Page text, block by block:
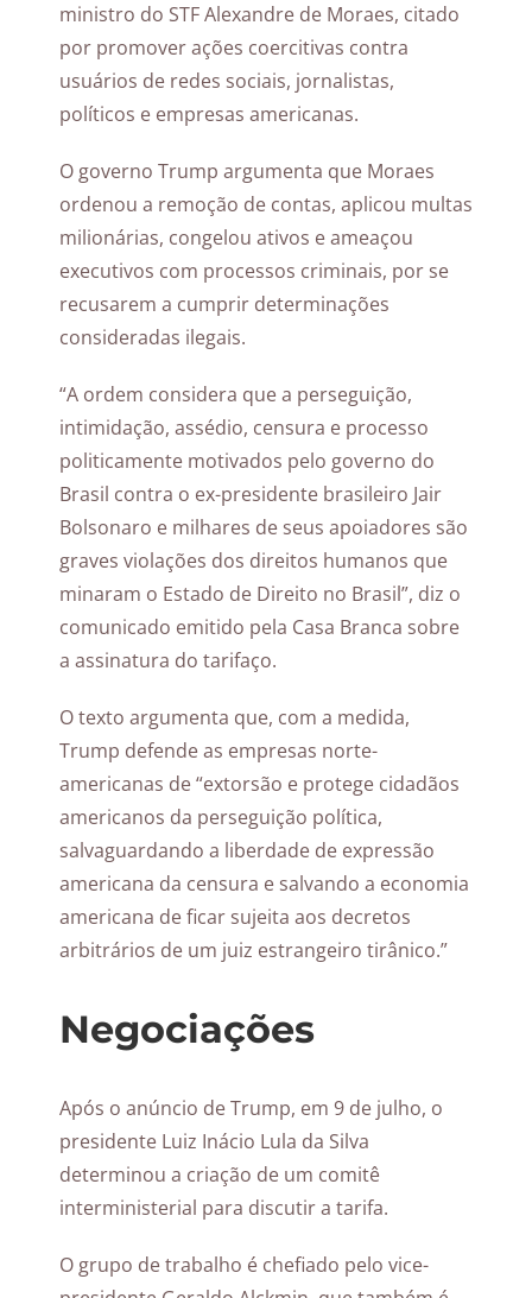
ministro do STF Alexandre de Moraes, citado
por promover ações coercitivas contra
usuários de redes sociais, jornalistas,
políticos e empresas americanas.
O governo Trump argumenta que Moraes
ordenou a remoção de contas, aplicou multas
milionárias, congelou ativos e ameaçou
executivos com processos criminais, por se
recusarem a cumprir determinações
consideradas ilegais.
“A ordem considera que a perseguição,
intimidação, assédio, censura e processo
politicamente motivados pelo governo do
Brasil contra o ex-presidente brasileiro Jair
Bolsonaro e milhares de seus apoiadores são
graves violações dos direitos humanos que
minaram o Estado de Direito no Brasil”, diz o
comunicado emitido pela Casa Branca sobre
a assinatura do tarifaço.
O texto argumenta que, com a medida,
Trump defende as empresas norte-
americanas de “extorsão e protege cidadãos
americanos da perseguição política,
salvaguardando a liberdade de expressão
americana da censura e salvando a economia
americana de ficar sujeita aos decretos
arbitrários de um juiz estrangeiro tirânico.”
Negociações
Após o anúncio de Trump, em 9 de julho, o
presidente Luiz Inácio Lula da Silva
determinou a criação de um comitê
interministerial para discutir a tarifa.
O grupo de trabalho é chefiado pelo vice-